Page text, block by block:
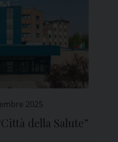
2025
della Salute”